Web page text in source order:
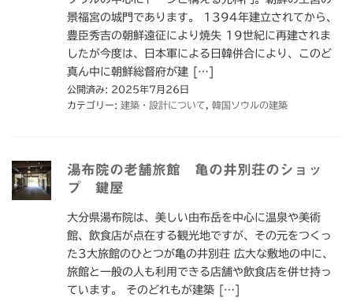
景福宮の城門であります。 1394年建立されてから、
豊臣秀吉の朝鮮遠征により焼失 19世紀に再建されま
したが今度は、日本軍による日韓併合により、このど
真ん中に朝鮮総督府が建 […]
公開済み: 2025年7月26日
カテゴリー: 建築・設計について 韓国ソウルの建築
湯布院の老舗旅館 亀の井別荘のショッ
プ 鍵屋
大分県湯布院は、美しい由布岳を中心に温泉や美術
館、飲食店が点在する観光地ですが、その元をつくっ
た3大旅館のひとつが亀の井別荘 広大な敷地の中に、
旅館と一般の人も利用できる店舗や飲食店を併せ持っ
ています。 そのどれもが建築 […]